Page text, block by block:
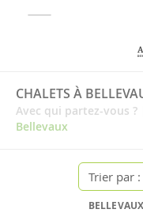
CHALETS À
Avec qui partez-vous ?
Bellevaux
Trier par :
BELLEVAUX